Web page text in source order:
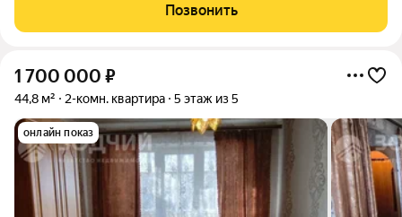
центр города, развитая
Позвонить
1 700 000 ₽
44,8 м² 2-комн. квартира 5 этаж из 5
онлайн показ